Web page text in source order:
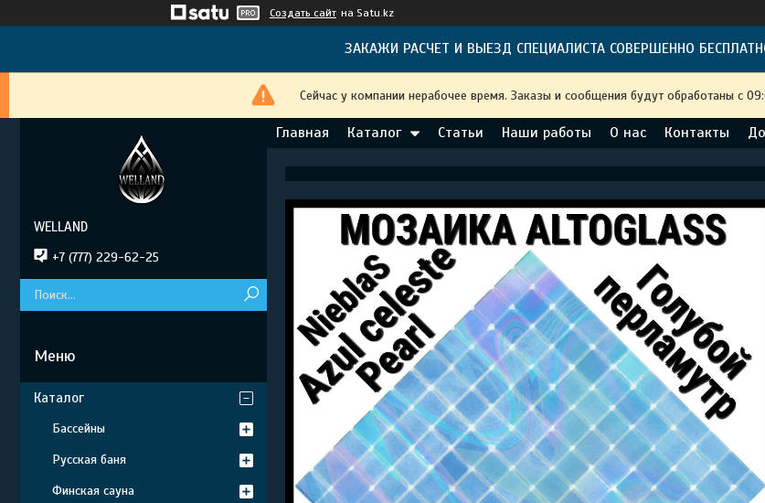
Создать сайт на Satu.kz
ЗАКАЖИ РАСЧЕТ И ВЫЕЗД СПЕЦИАЛИСТА СОВЕРШЕННО
Сейчас у компании нерабочее время. Заказы и сообщения будут обработаны с
Главная Каталог Статьи Наши работы О нас Контакты
WELLAND
+7 (777) 229-62-25
Каталог
Бассейны
Русская баня
Финская сауна